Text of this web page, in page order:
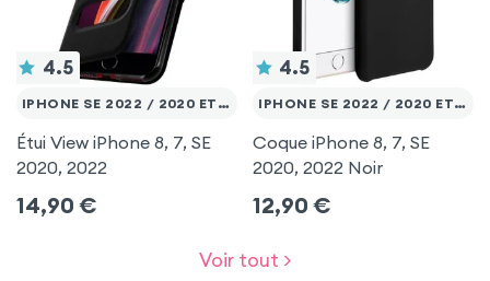
4.5
IPHONE SE 2022 / 2020 ET 8 / 7
Étui View iPhone 8, 7, SE
2020, 2022
14,90 €
4.5
IPHONE SE 2022 / 2020 ET 8 / 7
Coque iPhone 8, 7, SE
2020, 2022 Noir
12,90 €
Voir tout >